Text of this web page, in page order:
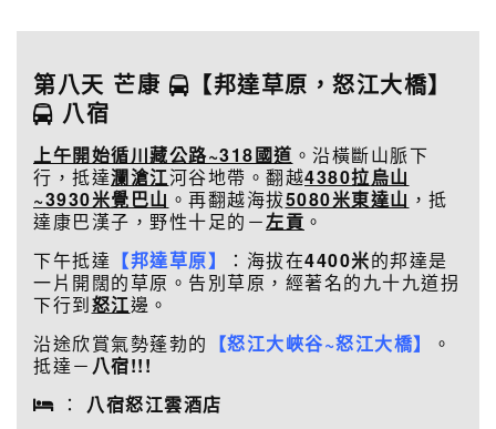
第八天 芒康
【邦達草原，怒江大橋】
八宿
上午開始循川藏公路~318國道 。沿橫斷山脈下
行，抵達瀾滄江河谷地帶。翻越4380拉烏山
~3930米覺巴山 。再翻越海拔5080米東達山 ，抵
達康巴漢子，野性十足的－左貢 。
下午抵達 【邦達草原】 ：海拔在4400米的邦達是
一片開闊的草原。告別草原，經著名的九十九道拐
下行到怒江邊。
沿途欣賞氣勢蓬勃的 【怒江大峽谷~怒江大橋】
。
抵達－ 八宿!!!
： 八宿怒江雲酒店